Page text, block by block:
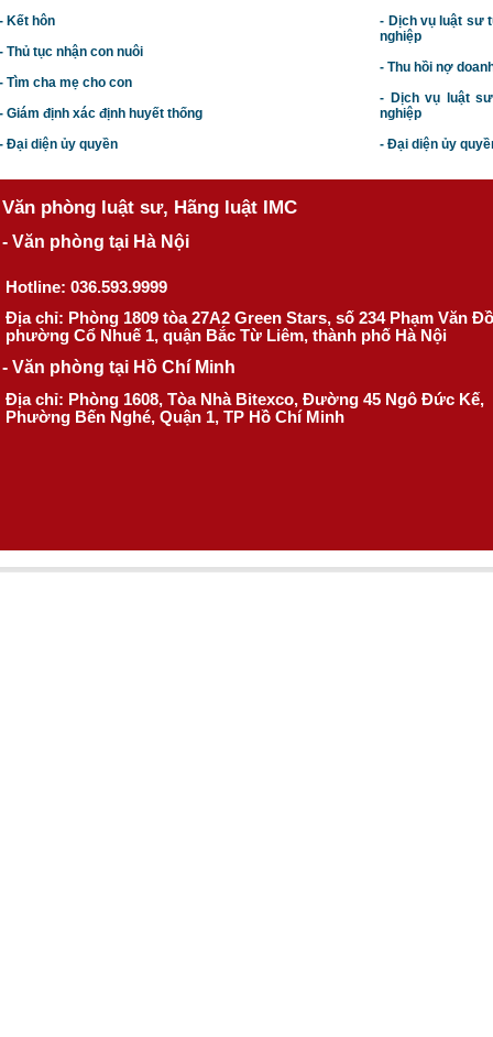
Kết hôn
Thủ tục nhận con nuôi
Tìm cha mẹ cho con
Giám định xác định huyết thống
Đại diện ủy quyền
- Dịch vụ luật sư t
nghiệp
- Thu hồi nợ
- Dịch vụ luật
nghiệp
- Đại diện ủy
Văn phòng luật sư, Hãng luật IMC
- Văn phòng tại Hà Nội
Hotline: 036.593.9999
Địa chỉ: Phòng 1809 tòa 27A2 Green Stars, số 234 Phạm Văn
phường Cổ Nhuế 1, quận Bắc Từ Liêm, thành phố Hà Nội
- Văn phòng tại Hồ Chí Minh
Địa chỉ: Phòng 1608, Tòa Nhà Bitexco, Đường 45 Ngô Đức Kế,
Phường Bến Nghé, Quận 1, TP Hồ Chí Minh